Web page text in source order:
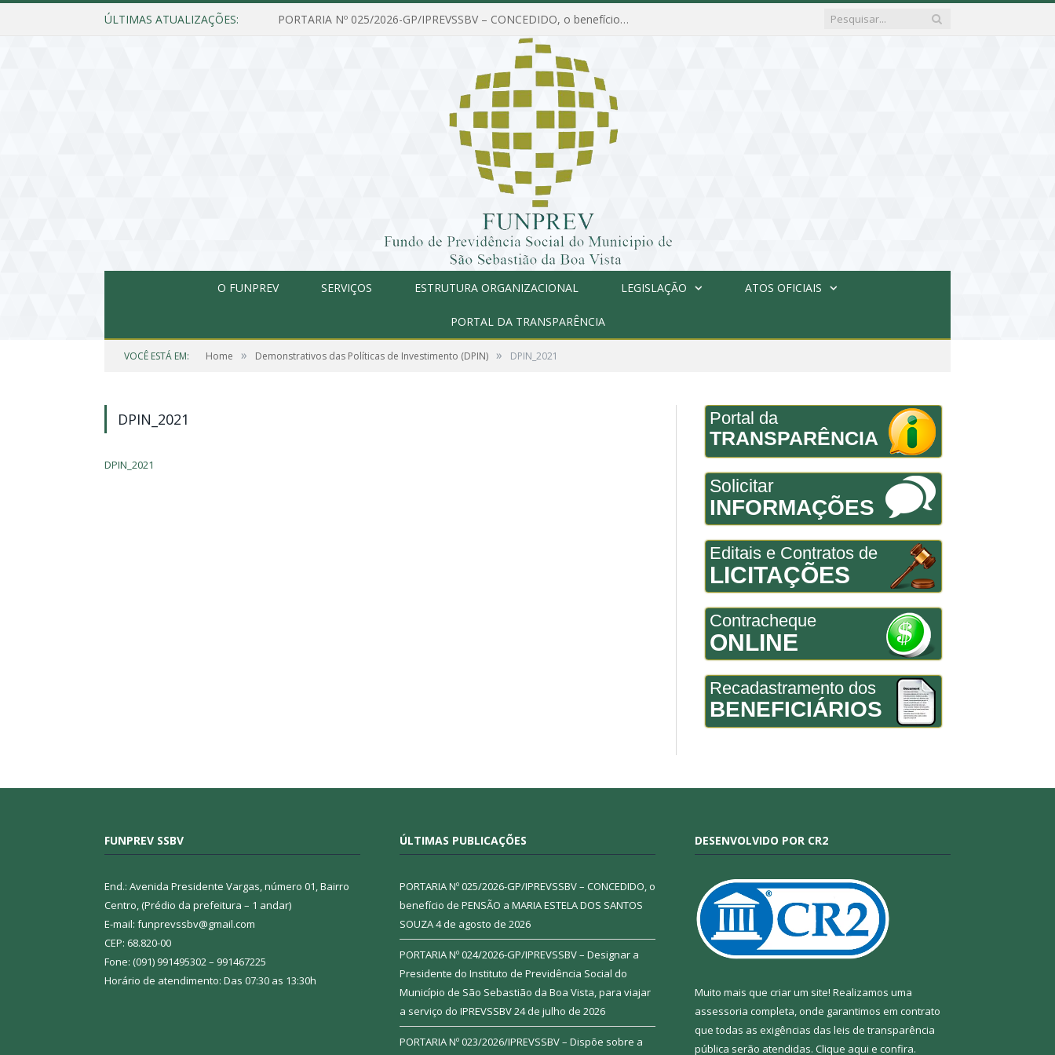
ÚLTIMAS ATUALIZAÇÕES: PORTARIA Nº 025/2026-GP/IPREVSSBV – CONCEDIDO, o benefício de PENSÃO a MARIA ESTELA DOS SANTOS SOUZA
O FUNPREV SERVIÇOS ESTRUTURA ORGANIZACIONAL LEGISLAÇÃO ATOS OFICIAIS
PORTAL DA TRANSPARÊNCIA
VOCÊ ESTÁ EM: Home » Demonstrativos das Políticas de Investimento (DPIN) » DPIN_2021
DPIN_2021
DPIN_2021
Portal da
TRANSPARÊNCIA
Solicitar
INFORMAÇÕES
Editais e Contratos de
LICITAÇÕES
Contracheque
ONLINE
Recadastramento dos
BENEFICIÁRIOS
FUNPREV SSBV
End.: Avenida Presidente Vargas, número 01, Bairro
Centro, (Prédio da prefeitura – 1 andar)
E-mail: funprevssbv@gmail.com
CEP: 68.820-00
Fone: (091) 991495302 – 991467225
Horário de atendimento: Das 07:30 as 13:30h
ÚLTIMAS PUBLICAÇÕES
PORTARIA Nº 025/2026-GP/IPREVSSBV – CONCEDIDO, o
benefício de PENSÃO a MARIA ESTELA DOS SANTOS
SOUZA4 de agosto de 2026
PORTARIA Nº 024/2026-GP/IPREVSSBV – Designar a
Presidente do Instituto de Previdência Social do
Município de São Sebastião da Boa Vista, para viajar
a serviço do IPREVSSBV24 de julho de 2026
PORTARIA Nº 023/2026/IPREVSSBV – Dispõe sobre a
DESENVOLVIDO POR CR2
Muito mais que criar um site! Realizamos uma
assessoria completa, onde garantimos em contrato
que todas as exigências das leis de transparência
pública serão atendidas. Clique aqui e confira.